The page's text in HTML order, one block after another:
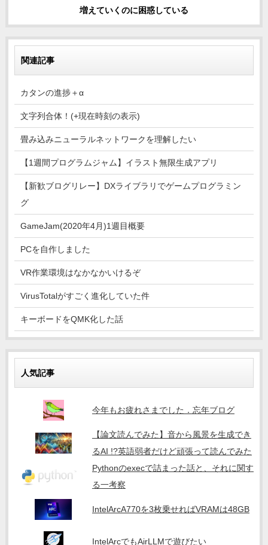
増えていくのに困惑している
関連記事
カタンの進捗＋α
文字列合体！(+現在時刻の表示)
畳み込みニューラルネットワークを理解したい
【1週間プログラムジャム】イラスト無限生成アプリ
【新歓ブログリレー】DXライブラリでゲームプログラミン
グ
GameJam(2020年4月)1週目概要
PCを自作しました
VR作業環境はなかなかいけるぞ
VirusTotalがすごく進化していた件
キーボードをQMK化した話
人気記事
今年もお疲れさまでした．忘年ブログ
【論文読んでみた】音から風景を生成でき
るAI !?英語弱者だけど頑張って読んでみた
Pythonのexecで詰まった話と、それに関す
る一考察
IntelArcA770を3枚乗せればVRAMは48GB
IntelArcでもAirLLMで遊びたい